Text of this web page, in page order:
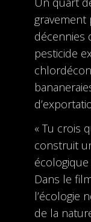
décennies
pesticide
« Tu crois
construit
Dans le
l’écologie
de la